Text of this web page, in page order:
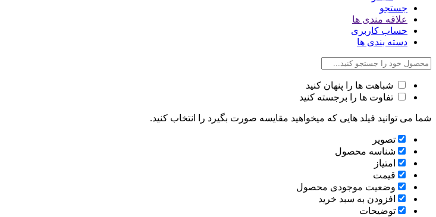
جستجو
علاقه مندی ها
حساب کاربری
دسته بندی ها
شباهت ها را پنهان کنید
تفاوت ها را برجسته کنید
شما می توانید فیلد هایی که میخواهید مقایسه صورت بگیرد را انتخاب کنید.
تصویر
شناسه محصول
امتیاز
قیمت
وضعیت موجودی محصول
افزودن به سبد خرید
توضیحات